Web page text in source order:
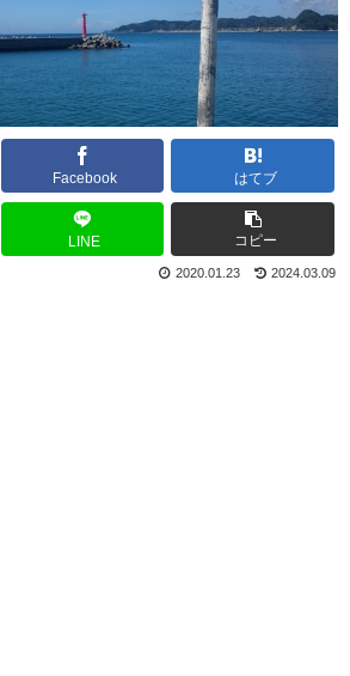
Facebook はてブ
LINE コピー
2024.03.09
2020.01.23